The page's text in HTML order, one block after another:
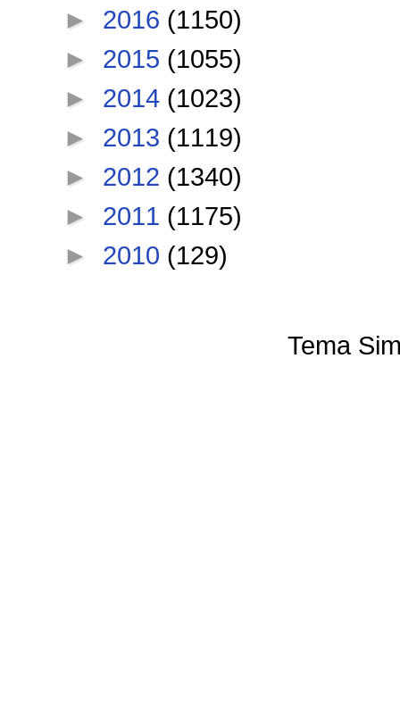
► 2016 (1150)
► 2015 (1055)
► 2014 (1023)
► 2013 (1119)
► 2012 (1340)
► 2011 (1175)
► 2010 (129)
Tema